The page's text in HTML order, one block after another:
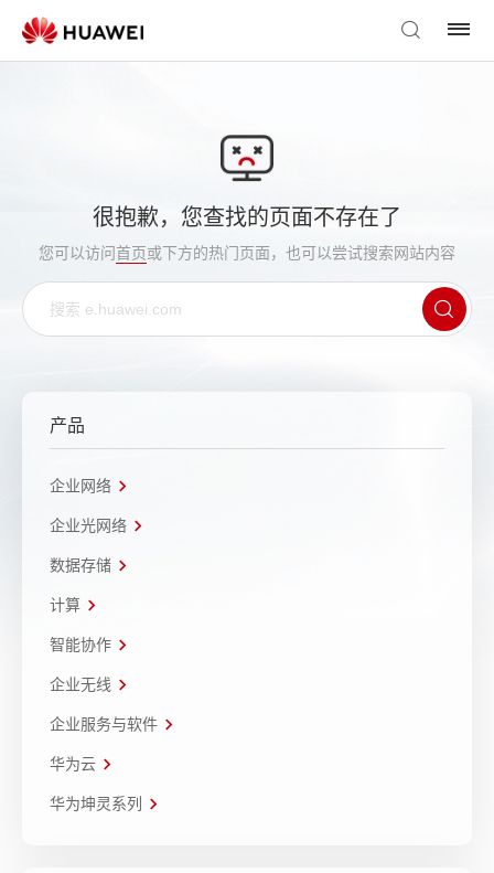
很抱歉，您查找的页面不存在了
您可以访问首页或下方的热门页面，也可以尝试搜索网站内容
产品
企业网络
企业光网络
数据存储
计算
智能协作
企业无线
企业服务与软件
华为云
华为坤灵系列